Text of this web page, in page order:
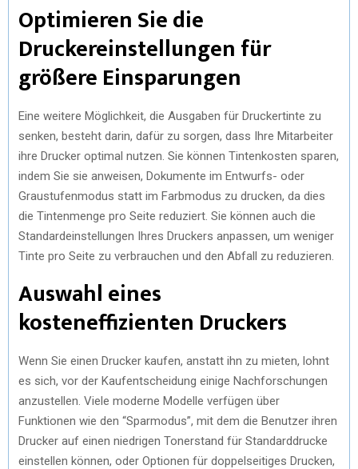
Optimieren Sie die
Druckereinstellungen für
größere Einsparungen
Eine weitere Möglichkeit, die Ausgaben für Druckertinte zu
senken, besteht darin, dafür zu sorgen, dass Ihre Mitarbeiter
ihre Drucker optimal nutzen. Sie können Tintenkosten sparen,
indem Sie sie anweisen, Dokumente im Entwurfs- oder
Graustufenmodus statt im Farbmodus zu drucken, da dies
die Tintenmenge pro Seite reduziert. Sie können auch die
Standardeinstellungen Ihres Druckers anpassen, um weniger
Tinte pro Seite zu verbrauchen und den Abfall zu reduzieren.
Auswahl eines
kosteneffizienten Druckers
Wenn Sie einen Drucker kaufen, anstatt ihn zu mieten, lohnt
es sich, vor der Kaufentscheidung einige Nachforschungen
anzustellen. Viele moderne Modelle verfügen über
Funktionen wie den “Sparmodus”, mit dem die Benutzer ihren
Drucker auf einen niedrigen Tonerstand für Standarddrucke
einstellen können, oder Optionen für doppelseitiges Drucken,